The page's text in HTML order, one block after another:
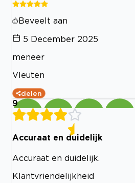
Beveelt aan
5 December 2025
meneer
Vleuten
delen
9
Accuraat en duidelijk
Accuraat en duidelijk.
Klantvriendelijkheid